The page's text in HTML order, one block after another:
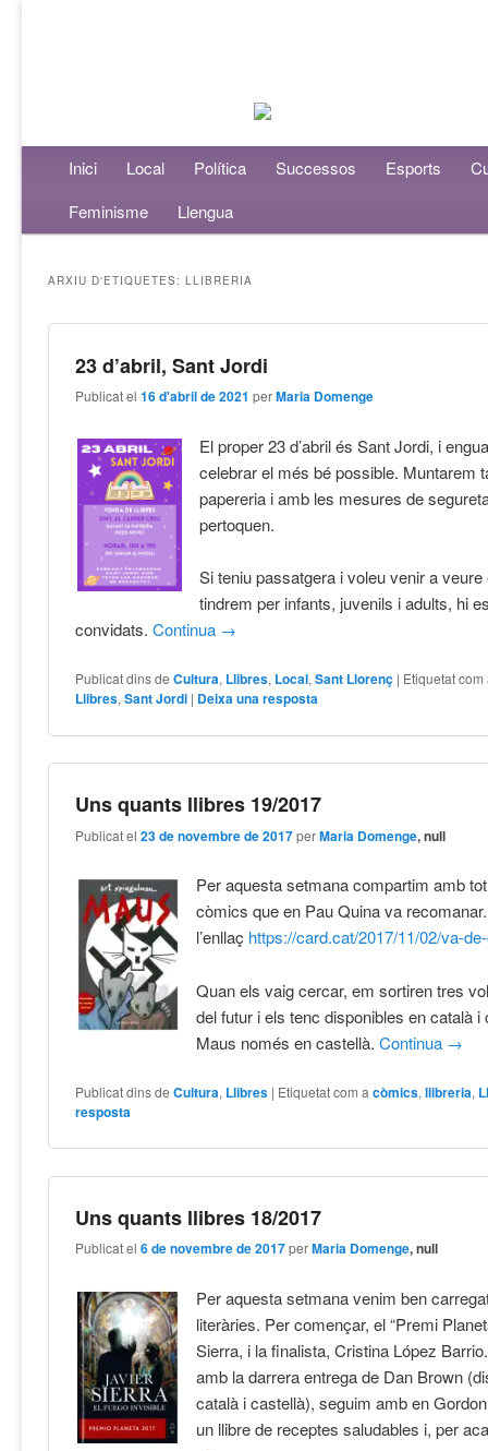
Menú principalAneu al contingut principal
Aneu al contingut secundari
Inici Local Política Successos Esports
Feminisme
Llengua
ARXIU D'ETIQUETES:LLIBRERIA
23 d’abril, Sant Jordi
Publicat el16 d'abril de 2021 perMaria Domenge
El proper 23 d’abril és Sant Jordi, i
celebrar el més bé possible. Muntarem
papereria i amb les mesures de
pertoquen.
Si teniu passatgera i voleu venir a veure
tindrem per infants, juvenils i adults, hi
convidats.Continua →
Publicat dins de Cultura, Llibres, Local,Sant Llorenç | Etiquetat com
Llibres,Sant Jordi | Deixa una resposta
Uns quants llibres 19/2017
Publicat el23 de novembre de 2017 perMaria Domenge, null
Per aquesta setmana compartim amb
còmics que en Pau Quina va
l’enllaç https://card.cat/2017/11/02/va-
Quan els vaig cercar, em sortiren tres
del futur i els tenc disponibles en català i
Maus només en castellà.Continua →
Publicat dins de Cultura, Llibres | Etiquetat com a còmics,llibreria,
resposta
Uns quants llibres 18/2017
Publicat el6 de novembre de 2017 perMaria Domenge, null
Per aquesta setmana venim ben
literàries. Per començar, el “Premi
Sierra, i la finalista, Cristina López
amb la darrera entrega de Dan Brown
català i castellà), seguim amb en
un llibre de receptes saludables i, per